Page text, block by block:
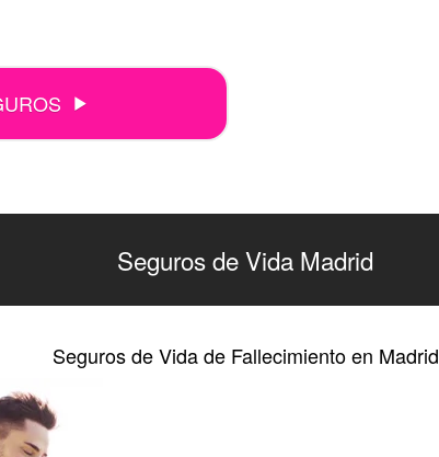
Seguros de Vida Madrid
Seguros de Vida de Fallecimiento en Madrid